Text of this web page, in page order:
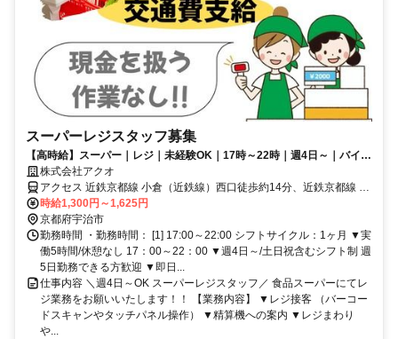
スーパーレジスタッフ募集
【高時給】スーパー｜レジ｜未経験OK｜17時～22時｜週4日～｜バイ
ク・車通勤OK｜日払い・週払いOK★
株式会社アクオ
アクセス 近鉄京都線 小倉（近鉄線）西口徒歩約14分、近鉄京都線 伊
勢田西口徒歩約17分、ＪＲ奈良線 ＪＲ小倉（京都府）北出口徒歩約
20分 車・バイク通勤OK！
時給1,300円～1,625円
京都府宇治市
勤務時間 ・勤務時間： [1] 17:00～22:00 シフトサイクル：1ヶ月 ▼実
働5時間/休憩なし 17：00～22：00 ▼週4日～/土日祝含むシフト制 週
5日勤務できる方歓迎 ▼即日...
仕事内容 ＼週4日～OK スーパーレジスタッフ／ 食品スーパーにてレ
ジ業務をお願いいたします！！ 【業務内容】 ▼レジ接客 （バーコー
ドスキャンやタッチパネル操作） ▼精算機への案内 ▼レジまわり
や...